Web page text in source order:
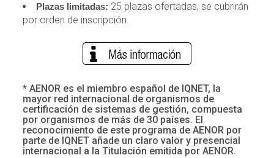
Plazas limitadas: 25 plazas ofertadas, se cubrirán
por orden de inscripción.
* AENOR es el miembro español de IQNET, la
mayor red internacional de organismos de
certificación de sistemas de gestión, compuesta
por organismos de más de 30 países. El
reconocimiento de este programa de AENOR por
parte de IQNET añade un claro valor y presencial
internacional a la Titulación emitida por AENOR.